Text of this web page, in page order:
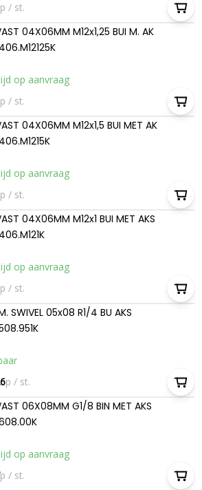
p / st.
04X06MM M12x1,25 BUI M. AK
op aanvraag
p / st.
04X06MM M12x1,5 BUI MET AK
op aanvraag
p / st.
04X06MM M12x1 BUI MET AKS
op aanvraag
p / st.
SWIVEL 05x08 R1/4 BU AKS
p / st.
06X08MM G1/8 BIN MET AKS
op aanvraag
p / st.